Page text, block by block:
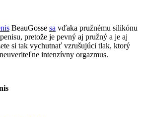
BeauGosse sa vďaka pružnému silikónu
pretože je pevný aj pružný a je aj
si tak vychutnať vzrušujúci tlak, ktorý
intenzívny orgazmus.